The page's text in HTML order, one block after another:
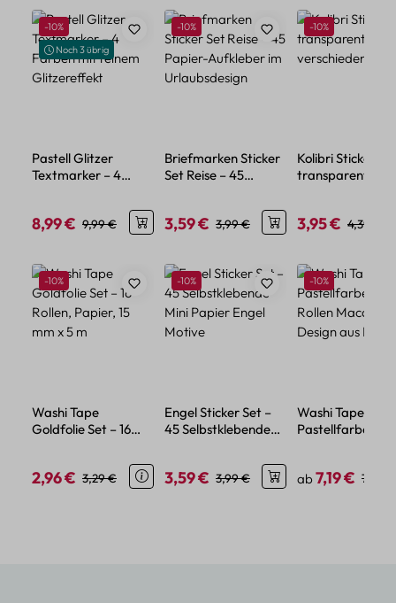
Rabatt
-10%
Noch 3 übrig
Pastell Glitzer
Textmarker – 4
Verkaufspreis:
8,99 € Regulärer Preis:
9,99 €
Rabatt
-10%
Briefmarken Sticker
Set Reise – 45
Verkaufspreis:
3,59 € Regulärer Preis:
3,99 €
Rabatt
-10%
Kolibri Sticker
transparent – 50
Verkaufspreis:
3,95 € 4,39 €
Produktgalerie überspringen
Rabatt
-10%
Washi Tape
Goldfolie Set – 16
Verkaufspreis:
2,96 € Regulärer Preis:
3,29 €
Rabatt
-10%
Engel Sticker Set –
45 Selbstklebende
Verkaufspreis:
3,59 € Regulärer Preis:
3,99 €
Rabatt
-10%
Washi Tape Set
Pastellfarben –
Verkaufspreis:
ab7,19 € 7,99 €